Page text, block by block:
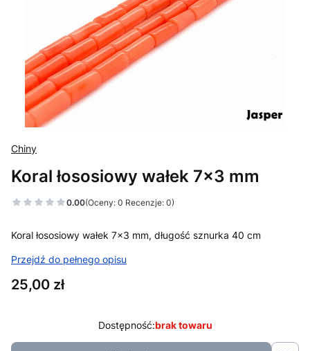
Chiny
Koral łososiowy wałek 7x3 mm
0.00(Oceny: 0 Recenzje: 0)
Koral łososiowy wałek 7x3 mm, długość sznurka 40 cm
Przejdź do pełnego opisu
Cena
25,00 zł
Dostępność:brak towaru